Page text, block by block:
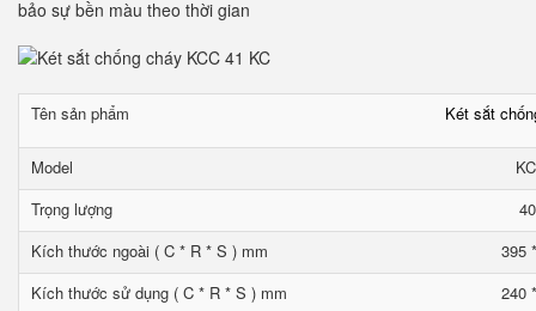
bảo sự bền màu theo thời gian
Tên sản phẩm Két sắt
Model
Trọng lượng
Kích thước ngoài ( C * R * S ) mm
395
Kích thước sử dụng ( C * R * S ) mm
240